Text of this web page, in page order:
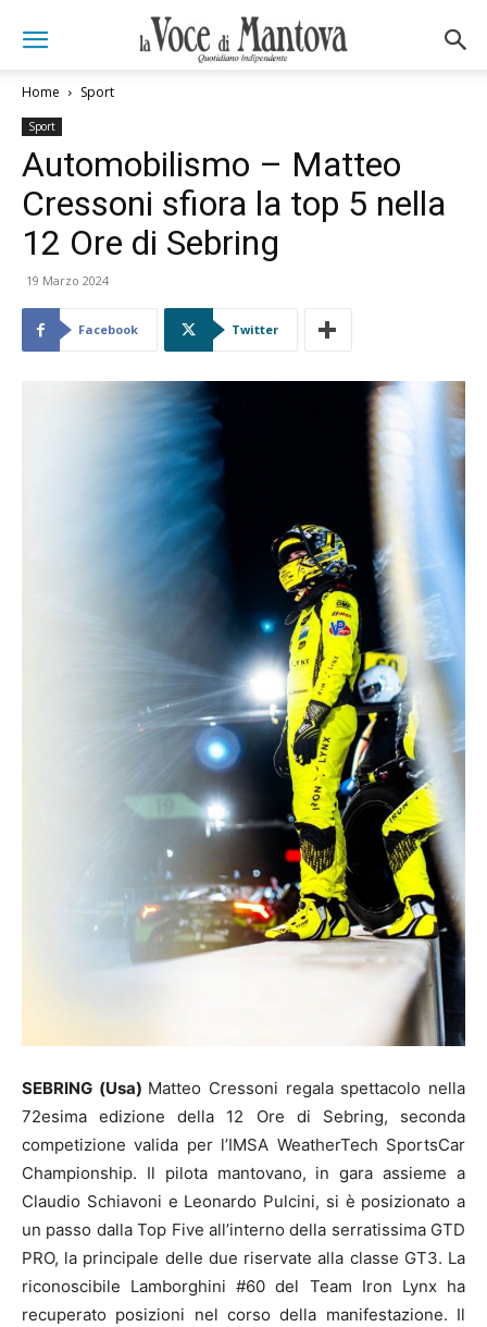
Home Sport
Sport
Automobilismo – Matteo
Cressoni sfiora la top 5 nella
12 Ore di Sebring
19 Marzo 2024
Facebook Twitter
SEBRING (Usa) Matteo Cressoni regala spettacolo nella
72esima edizione della 12 Ore di Sebring, seconda
competizione valida per l’IMSA WeatherTech SportsCar
Championship. Il pilota mantovano, in gara assieme a
Claudio Schiavoni e Leonardo Pulcini, si è posizionato a
un passo dalla Top Five all’interno della serratissima GTD
PRO, la principale delle due riservate alla classe GT3. La
riconoscibile Lamborghini #60 del Team Iron Lynx ha
recuperato posizioni nel corso della manifestazione. Il